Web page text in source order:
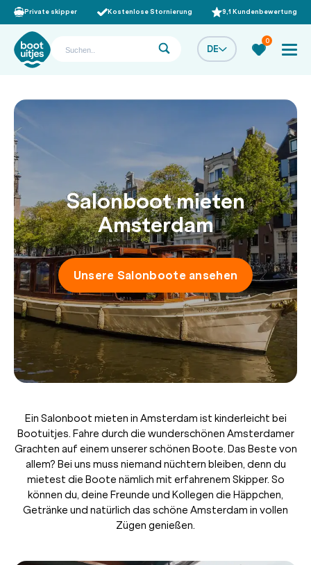
Private skipper Kostenlose Stornierung 9,1 Kundenbewertung
DE
0
Salonboot mieten
Amsterdam
Unsere Salonboote ansehen
Ein Salonboot mieten in Amsterdam ist kinderleicht bei
Bootuitjes. Fahre durch die wunderschönen Amsterdamer
Grachten auf einem unserer schönen Boote. Das Beste von
allem? Bei uns muss niemand nüchtern bleiben, denn du
mietest die Boote nämlich mit erfahrenem Skipper. So
können du, deine Freunde und Kollegen die Häppchen,
Getränke und natürlich das schöne Amsterdam in vollen
Zügen genießen.